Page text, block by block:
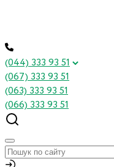
(044) 333 93 51
(067) 333 93 51
(063) 333 93 51
(066) 333 93 51